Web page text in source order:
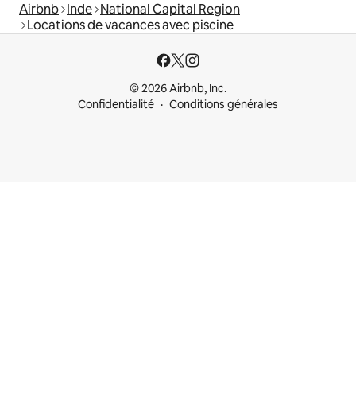
Airbnb Inde National Capital Region
Locations de vacances avec piscine
© 2026 Airbnb, Inc.
Confidentialité
Conditions générales